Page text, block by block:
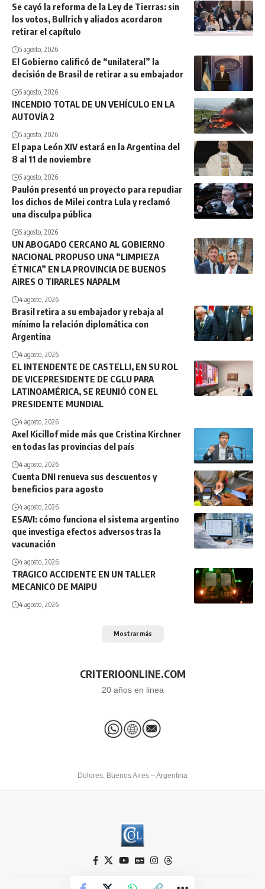
Se cayó la reforma de la Ley de Tierras: sin
los votos, Bullrich y aliados acordaron
retirar el capítulo
5 agosto, 2026
El Gobierno calificó de “unilateral” la
decisión de Brasil de retirar a su embajador
5 agosto, 2026
INCENDIO TOTAL DE UN VEHÍCULO EN LA
AUTOVÍA 2
5 agosto, 2026
El papa León XIV estará en la Argentina del
8 al 11 de noviembre
5 agosto, 2026
Paulón presentó un proyecto para repudiar
los dichos de Milei contra Lula y reclamó
una disculpa pública
5 agosto, 2026
UN ABOGADO CERCANO AL GOBIERNO
NACIONAL PROPUSO UNA “LIMPIEZA
ÉTNICA” EN LA PROVINCIA DE BUENOS
AIRES O TIRARLES NAPALM
4 agosto, 2026
Brasil retira a su embajador y rebaja al
mínimo la relación diplomática con
Argentina
4 agosto, 2026
EL INTENDENTE DE CASTELLI, EN SU ROL
DE VICEPRESIDENTE DE CGLU PARA
LATINOAMÉRICA, SE REUNIÓ CON EL
PRESIDENTE MUNDIAL
4 agosto, 2026
Axel Kicillof mide más que Cristina Kirchner
en todas las provincias del país
4 agosto, 2026
Cuenta DNI renueva sus descuentos y
beneficios para agosto
4 agosto, 2026
ESAVI: cómo funciona el sistema argentino
que investiga efectos adversos tras la
vacunación
4 agosto, 2026
TRAGICO ACCIDENTE EN UN TALLER
MECANICO DE MAIPU
4 agosto, 2026
Mostrar más
CRITERIOONLINE.COM
20 años en linea
Dolores, Buenos Aires – Argentina